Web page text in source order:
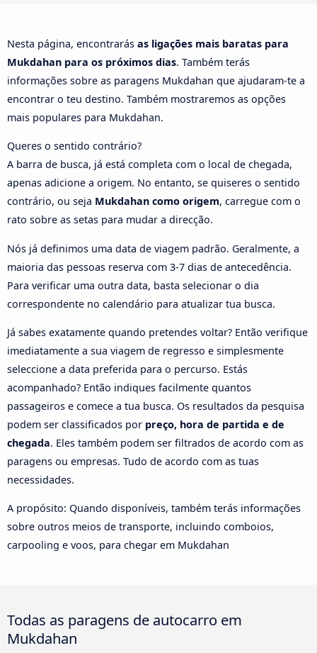
Nesta página, encontrarás as ligações mais baratas para
Mukdahan para os próximos dias. Também terás
informações sobre as paragens Mukdahan que ajudaram-te a
encontrar o teu destino. Também mostraremos as opções
mais populares para Mukdahan.
Queres o sentido contrário?
A barra de busca, já está completa com o local de chegada,
apenas adicione a origem. No entanto, se quiseres o sentido
contrário, ou seja Mukdahan como origem, carregue com o
rato sobre as setas para mudar a direcção.
Nós já definimos uma data de viagem padrão. Geralmente, a
maioria das pessoas reserva com 3-7 dias de antecedência.
Para verificar uma outra data, basta selecionar o dia
correspondente no calendário para atualizar tua busca.
Já sabes exatamente quando pretendes voltar? Então verifique
imediatamente a sua viagem de regresso e simplesmente
seleccione a data preferida para o percurso. Estás
acompanhado? Então indiques facilmente quantos
passageiros e comece a tua busca. Os resultados da pesquisa
podem ser classificados por preço, hora de partida e de
chegada. Eles também podem ser filtrados de acordo com as
paragens ou empresas. Tudo de acordo com as tuas
necessidades.
A propósito: Quando disponíveis, também terás informações
sobre outros meios de transporte, incluindo comboios,
carpooling e voos, para chegar em Mukdahan
Todas as paragens de autocarro em
Mukdahan